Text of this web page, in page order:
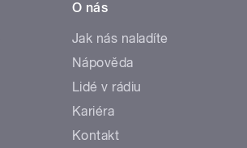
O nás
Jak nás naladíte
Nápověda
Lidé v rádiu
Kariéra
Kontakt